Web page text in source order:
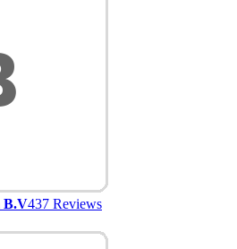
B.V437 Reviews